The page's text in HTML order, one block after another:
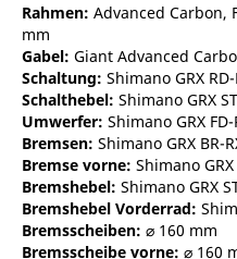
Rahmen: Advanced Carbon,
mm
Gabel: Giant Advanced
Schaltung: Shimano GRX
Schalthebel: Shimano GRX
Umwerfer: Shimano GRX FD-
Bremsen: Shimano GRX BR-
Bremse vorne: Shimano GRX
Bremshebel: Shimano GRX
Bremshebel Vorderrad:
Bremsscheiben: ⌀ 160 mm
Bremsscheibe vorne: ⌀ 160